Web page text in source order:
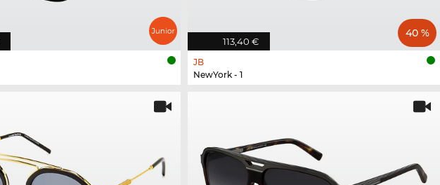
113,40 €
40 %
JB
NewYork - 1